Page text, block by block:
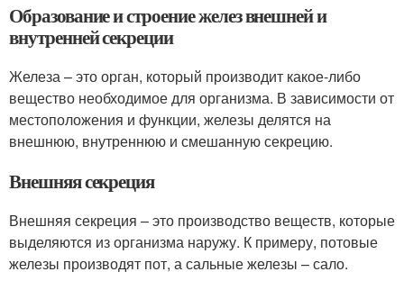
Образование и строение желез внешней и
внутренней секреции
Железа – это орган, который производит какое-либо
вещество необходимое для организма. В зависимости от
местоположения и функции, железы делятся на
внешнюю, внутреннюю и смешанную секрецию.
Внешняя секреция
Внешняя секреция – это производство веществ, которые
выделяются из организма наружу. К примеру, потовые
железы производят пот, а сальные железы – сало.